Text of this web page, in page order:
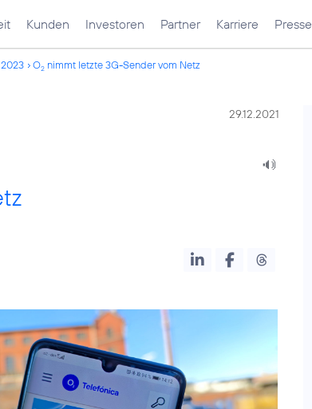
Kunden Investoren Partner Karriere Presse
O2 nimmt letzte 3G-Sender vom Netz
29.12.2021